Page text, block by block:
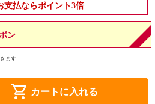
支払ならポイント3倍
ン
ます
shopping_cart カートに入れる